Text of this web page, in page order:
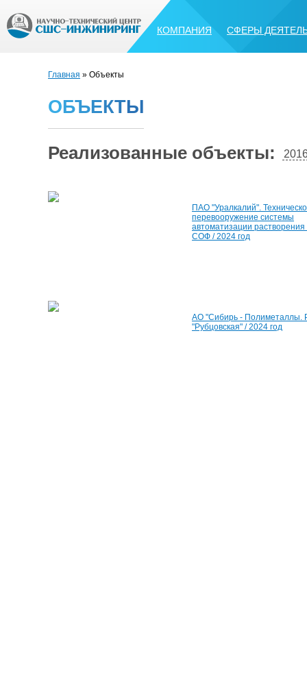
КОМПАНИЯ СФЕРЫ
Главная » Объекты
ОБЪЕКТЫ
Реализованные объекты:
ПАО "Уралкалий".
перевооружение системы
автоматизации
СОФ / 2024 год
АО "Сибирь - Полиметаллы.
"Рубцовская" / 2024 год